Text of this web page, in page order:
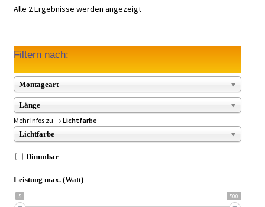
Alle 2 Ergebnisse werden angezeigt
Filtern nach:
Montageart
Länge
Mehr Infos zu → Lichtfarbe
Lichtfarbe
Dimmbar
Leistung max. (Watt)
5 500